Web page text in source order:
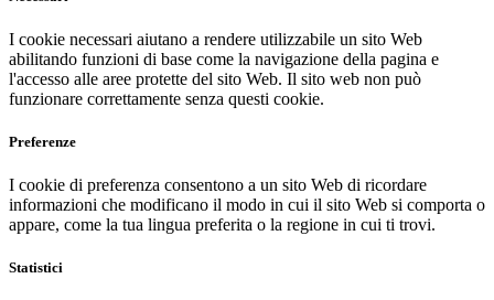
I cookie necessari aiutano a rendere utilizzabile un sito Web
abilitando funzioni di base come la navigazione della pagina e
l'accesso alle aree protette del sito Web. Il sito web non può
funzionare correttamente senza questi cookie.
Preferenze
I cookie di preferenza consentono a un sito Web di ricordare
informazioni che modificano il modo in cui il sito Web si comporta o
appare, come la tua lingua preferita o la regione in cui ti trovi.
Statistici